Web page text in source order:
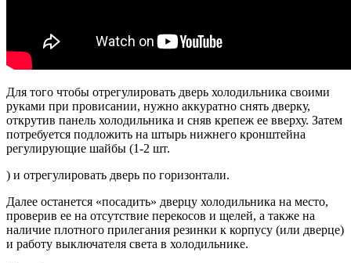
Для того чтобы отрегулировать дверь холодильника своими
руками при провисании, нужно аккуратно снять дверку,
открутив панель холодильника и сняв крепеж ее вверху. Затем
потребуется подложить на штырь нижнего кронштейна
регулирующие шайбы (1-2 шт.
) и отрегулировать дверь по горизонтали.
Далее останется «посадить» дверцу холодильника на место,
проверив ее на отсутствие перекосов и щелей, а также на
наличие плотного прилегания резинки к корпусу (или дверце)
и работу выключателя света в холодильнике.